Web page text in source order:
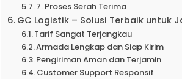
7. Proses Serah Terima
GC Logistik – Solusi Terbaik untuk
Tarif Sangat Terjangkau
Armada Lengkap dan Siap Kirim
Pengiriman Aman dan Terjamin
Customer Support Responsif